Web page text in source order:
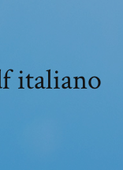
italiano